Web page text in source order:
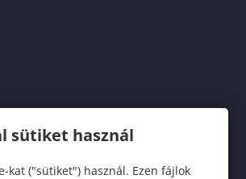
sütiket használ
kat ("sütiket") használ. Ezen fájlok